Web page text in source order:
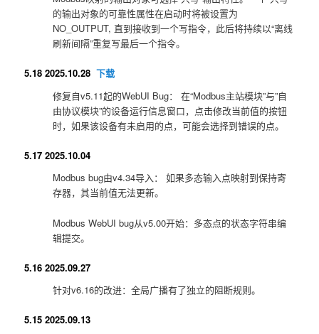
的输出对象的可靠性属性在启动时将被设置为
NO_OUTPUT, 直到接收到一个写指令，此后将持续以“离线
刷新间隔”重复写最后一个指令。
5.18 2025.10.28下载
修复自v5.11起的WebUI Bug： 在“Modbus主站模块”与”自
由协议模块”的设备运行信息窗口，点击修改当前值的按钮
时，如果该设备有未启用的点，可能会选择到错误的点。
5.17 2025.10.04
Modbus bug由v4.34导入： 如果多态输入点映射到保持寄
存器，其当前值无法更新。
Modbus WebUI bug从v5.00开始：多态点的状态字符串编
辑提交。
5.16 2025.09.27
针对v6.16的改进：全局广播有了独立的阻断规则。
5.15 2025.09.13